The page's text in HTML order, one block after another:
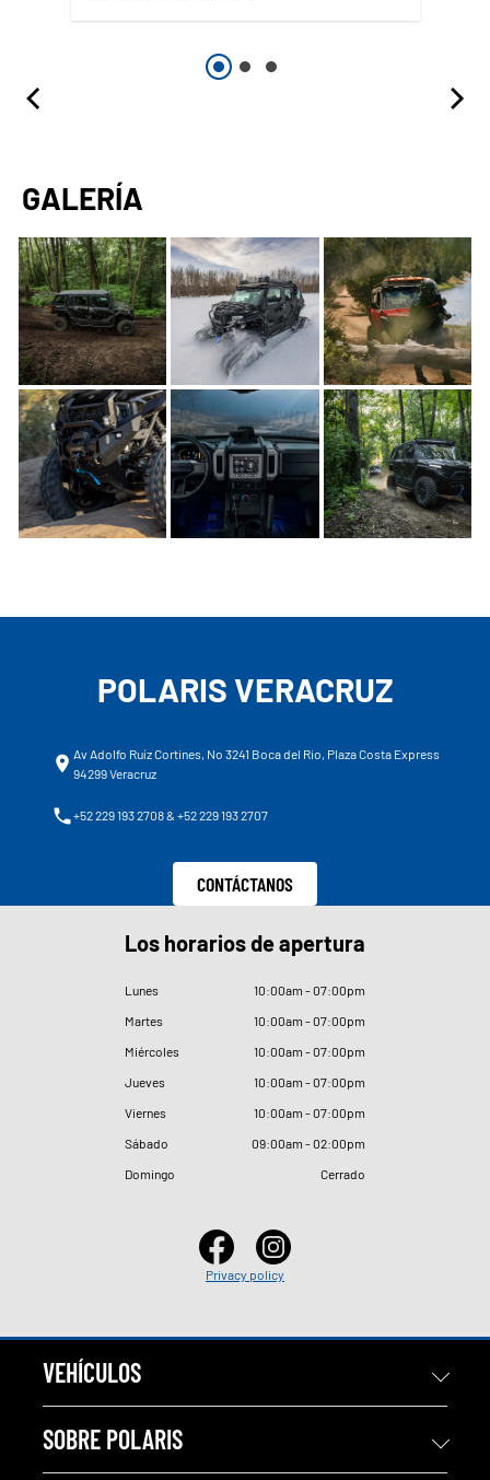
GALERÍA
POLARIS VERACRUZ
Av Adolfo Ruíz Cortines, No 3241 Boca del Rio, Plaza Costa Express
94299 Veracruz
+52 229 193 2708 & +52 229 193 2707
CONTÁCTANOS
Los horarios de apertura
Lunes 10:00am - 07:00pm
Martes
10:00am - 07:00pm
Miércoles
10:00am - 07:00pm
Jueves
10:00am - 07:00pm
Viernes
10:00am - 07:00pm
Sábado
09:00am - 02:00pm
Domingo
Cerrado
Privacy policy
VEHÍCULOS
SOBRE POLARIS